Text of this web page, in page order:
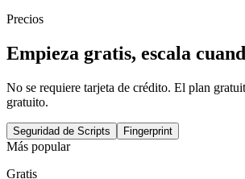
Precios
Empieza gratis, escala
No se requiere tarjeta de crédito. El plan
gratuito.
Seguridad de Scripts Fingerprint
Más popular
Gratis